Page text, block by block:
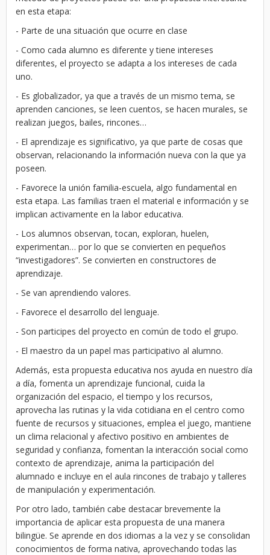
en esta etapa:
- Parte de una situación que ocurre en clase
- Como cada alumno es diferente y tiene intereses
diferentes, el proyecto se adapta a los intereses de cada
uno.
- Es globalizador, ya que a través de un mismo tema, se
aprenden canciones, se leen cuentos, se hacen murales, se
realizan juegos, bailes, rincones…
- El aprendizaje es significativo, ya que parte de cosas que
observan, relacionando la información nueva con la que ya
poseen.
- Favorece la unión familia-escuela, algo fundamental en
esta etapa. Las familias traen el material e información y se
implican activamente en la labor educativa.
- Los alumnos observan, tocan, exploran, huelen,
experimentan… por lo que se convierten en pequeños
“investigadores”. Se convierten en constructores de
aprendizaje.
- Se van aprendiendo valores.
- Favorece el desarrollo del lenguaje.
- Son participes del proyecto en común de todo el grupo.
- El maestro da un papel mas participativo al alumno.
Además, esta propuesta educativa nos ayuda en nuestro día
a día, fomenta un aprendizaje funcional, cuida la
organización del espacio, el tiempo y los recursos,
aprovecha las rutinas y la vida cotidiana en el centro como
fuente de recursos y situaciones, emplea el juego, mantiene
un clima relacional y afectivo positivo en ambientes de
seguridad y confianza, fomentan la interacción social como
contexto de aprendizaje, anima la participación del
alumnado e incluye en el aula rincones de trabajo y talleres
de manipulación y experimentación.
Por otro lado, también cabe destacar brevemente la
importancia de aplicar esta propuesta de una manera
bilingüe. Se aprende en dos idiomas a la vez y se consolidan
conocimientos de forma nativa, aprovechando todas las